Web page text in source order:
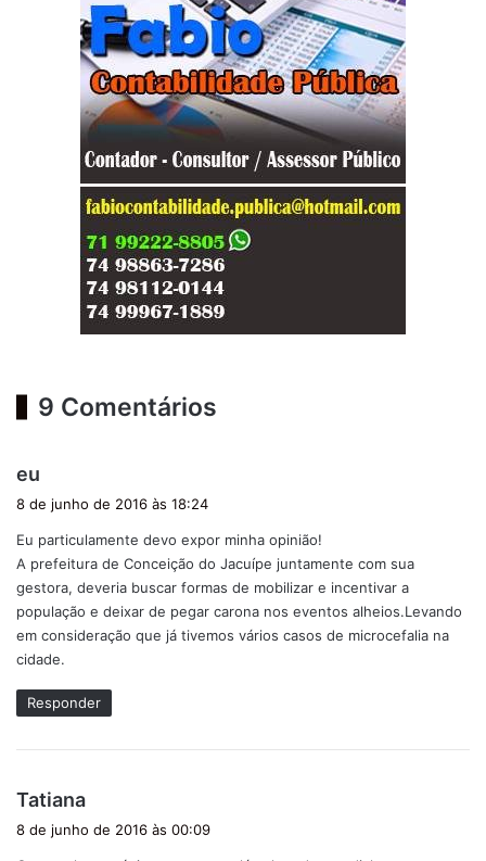
9 Comentários
eu
s
e
:
8 de junho de 2016 às 18:24
Eu particulamente devo expor minha opinião!
A prefeitura de Conceição do Jacuípe juntamente com sua
gestora, deveria buscar formas de mobilizar e incentivar a
população e deixar de pegar carona nos eventos alheios.Levando
em consideração que já tivemos vários casos de microcefalia na
cidade.
Responder
Tatiana
8 de junho de 2016 às 00:09